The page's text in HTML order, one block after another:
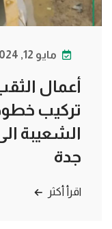
مايو 12, 2024
أعمال
تركيب
الشعيبة
جدة
اقرأ أكثر